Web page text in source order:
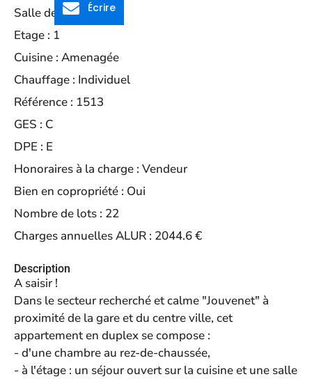
Salle de bains :1
Etage : 1
Cuisine : Amenagée
Chauffage : Individuel
Référence : 1513
GES : C
DPE : E
Honoraires à la charge : Vendeur
Bien en copropriété : Oui
Nombre de lots : 22
Charges annuelles ALUR : 2044.6 €
Description
A saisir !
Dans le secteur recherché et calme "Jouvenet" à
proximité de la gare et du centre ville, cet
appartement en duplex se compose :
- d'une chambre au rez-de-chaussée,
- à l'étage : un séjour ouvert sur la cuisine et une salle
Écrire